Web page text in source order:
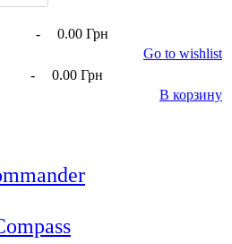
-
0.00 Грн
Go to wishlist
-
0.00 Грн
В корзину